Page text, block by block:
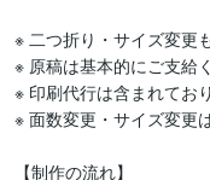
※ 二つ折り・サイズ変更
※ 原稿は基本的にご支給
※ 印刷代行は含まれてお
※ 面数変更・サイズ変更
【制作の流れ】